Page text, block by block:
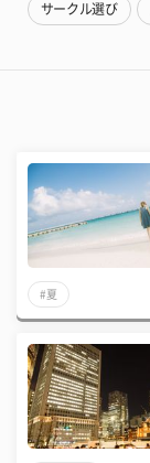
サークル選び
#夏